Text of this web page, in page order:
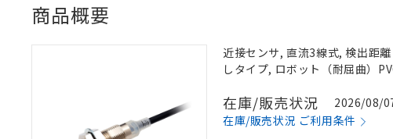
商品概要
近接センサ, 直流3線式, 検出距
しタイプ, ロボット（耐屈曲）
在庫/販売状況
2026/08/
在庫/販売状況 ご利用条件